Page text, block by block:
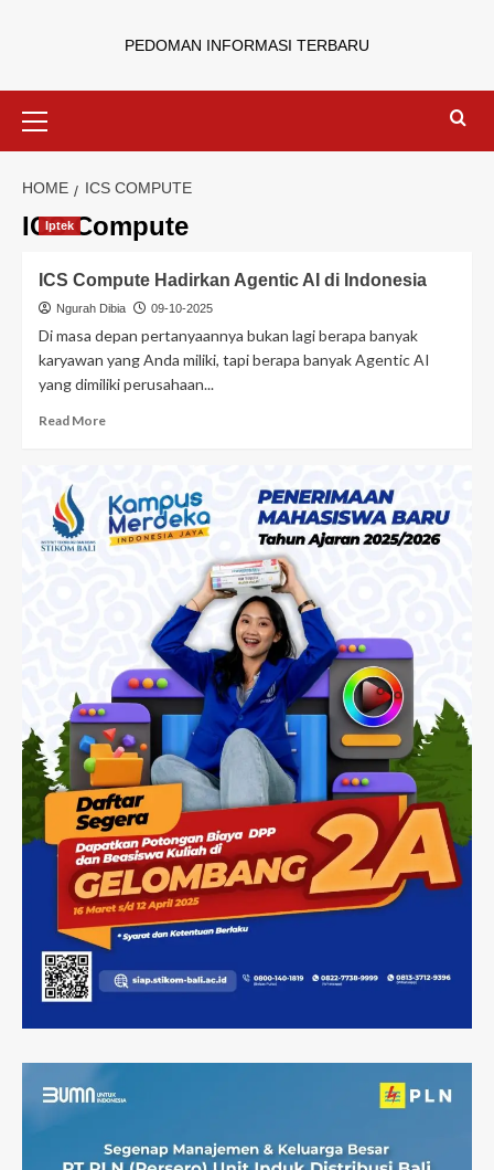
PEDOMAN INFORMASI TERBARU
HOME ICS COMPUTE
ICS Compute
Iptek
ICS Compute Hadirkan Agentic AI di Indonesia
Ngurah Dibia 09-10-2025
Di masa depan pertanyaannya bukan lagi berapa banyak
karyawan yang Anda miliki, tapi berapa banyak Agentic AI
yang dimiliki perusahaan...
Read More